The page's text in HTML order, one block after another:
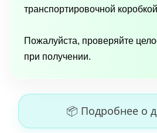
транспортировочной
Пожалуйста, проверяйте
при получении.
📦 Подробнее о